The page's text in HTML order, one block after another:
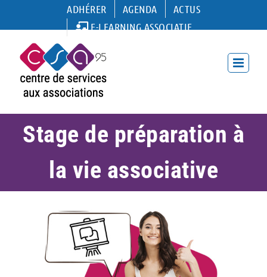
ADHÉRER AGENDA
ACTUS
E-LEARNING ASSOCIATIF
Stage de préparation à
la vie associative